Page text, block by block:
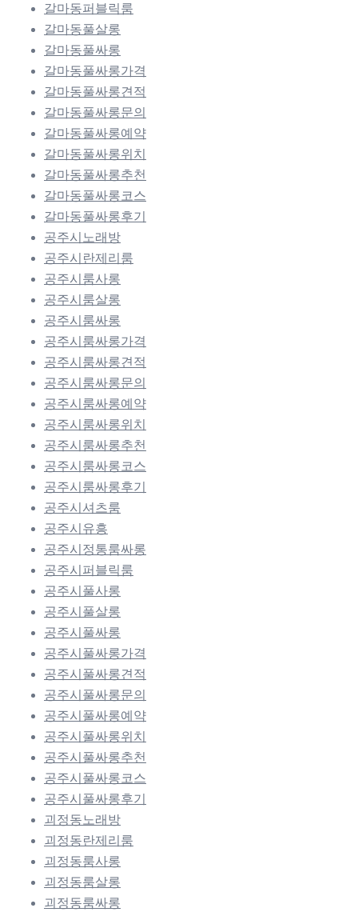
갈마동퍼블릭룸
갈마동풀살롱
갈마동풀싸롱
갈마동풀싸롱가격
갈마동풀싸롱견적
갈마동풀싸롱문의
갈마동풀싸롱예약
갈마동풀싸롱위치
갈마동풀싸롱추천
갈마동풀싸롱코스
갈마동풀싸롱후기
공주시노래방
공주시란제리룸
공주시룸사롱
공주시룸살롱
공주시룸싸롱
공주시룸싸롱가격
공주시룸싸롱견적
공주시룸싸롱문의
공주시룸싸롱예약
공주시룸싸롱위치
공주시룸싸롱추천
공주시룸싸롱코스
공주시룸싸롱후기
공주시셔츠룸
공주시유흥
공주시정통룸싸롱
공주시퍼블릭룸
공주시풀사롱
공주시풀살롱
공주시풀싸롱
공주시풀싸롱가격
공주시풀싸롱견적
공주시풀싸롱문의
공주시풀싸롱예약
공주시풀싸롱위치
공주시풀싸롱추천
공주시풀싸롱코스
공주시풀싸롱후기
괴정동노래방
괴정동란제리룸
괴정동룸사롱
괴정동룸살롱
괴정동룸싸롱